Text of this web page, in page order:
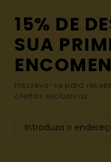
15% DE
SUA
Inscreva-se para
ofertas exclusivas.